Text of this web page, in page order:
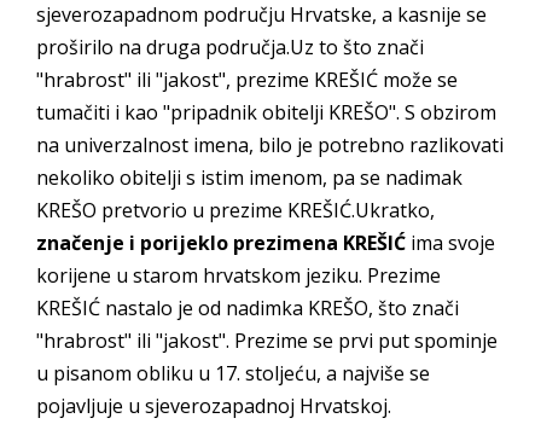
sjeverozapadnom području Hrvatske, a kasnije se
proširilo na druga područja.Uz to što znači
"hrabrost" ili "jakost", prezime KREŠIĆ može se
tumačiti i kao "pripadnik obitelji KREŠO". S obzirom
na univerzalnost imena, bilo je potrebno razlikovati
nekoliko obitelji s istim imenom, pa se nadimak
KREŠO pretvorio u prezime KREŠIĆ.Ukratko,
značenje i porijeklo prezimena KREŠIĆ ima svoje
korijene u starom hrvatskom jeziku. Prezime
KREŠIĆ nastalo je od nadimka KREŠO, što znači
"hrabrost" ili "jakost". Prezime se prvi put spominje
u pisanom obliku u 17. stoljeću, a najviše se
pojavljuje u sjeverozapadnoj Hrvatskoj.